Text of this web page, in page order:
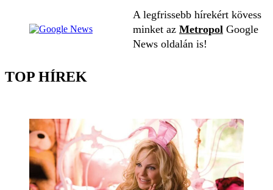
A legfrissebb hírekért kövess
minket az Metropol Google
News oldalán is!
TOP HÍREK